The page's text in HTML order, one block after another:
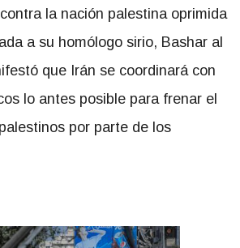
la nación palestina oprimida
a su homólogo sirio, Bashar al
que Irán se coordinará con
lo antes posible para frenar el
por parte de los